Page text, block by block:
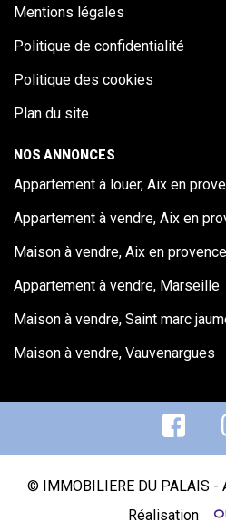
Mentions légales
Politique de confidentialité
Politique des cookies
Plan du site
NOS ANNONCES
Appartement à louer, Aix en
Appartement à vendre, Aix en
Maison à vendre, Aix en provence
Appartement à vendre, Marseille
Maison à vendre, Saint marc
Maison à vendre, Vauvenargues
© IMMOBILIERE DU PALAIS -
Réalisation